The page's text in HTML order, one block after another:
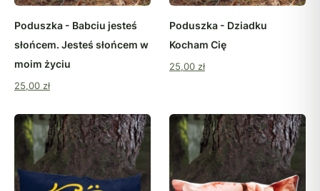
Poduszka - Babciu jesteś
słońcem. Jesteś słońcem w
moim życiu
25,00 zł
Poduszka - Dziadku
Kocham Cię
25,00 zł